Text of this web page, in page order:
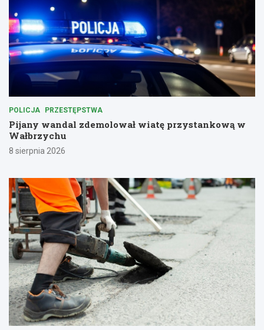
POLICJA PRZESTĘPSTWA
Pijany wandal zdemolował wiatę przystankową w
Wałbrzychu
8 sierpnia 2026